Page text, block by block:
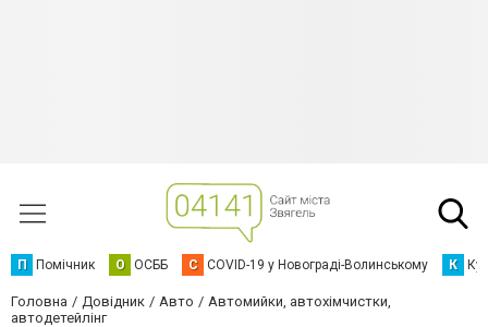
П Помічник О ОСББ C COVID-19 у Новограді-Волинському К
Головна Довідник Авто
Автомийки, автохімчистки,
автодетейлінг